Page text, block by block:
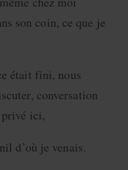
son coin, ce que je
était fini, nous
conversation
privé ici,
d’où je venais.